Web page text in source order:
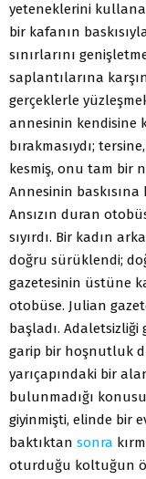
yeteneklerini
bir kafanın
sınırlarını
saplantılarına
gerçeklerle
annesinin kendisine
bırakmasıydı;
kesmiş, onu tam bir
Annesinin baskısına
Ansızın duran
sıyırdı. Bir kadın
doğru sürüklendi;
gazetesinin üstüne
otobüse. Julian
başladı.
garip bir hoşnutluk
yarıçapındaki bir
bulunmadığı
giyinmişti, elinde bir
baktıktan sonra
oturduğu koltuğun